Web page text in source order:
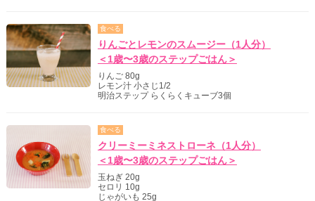
食べる
りんごとレモンのスムージー（1人分）
＜1歳〜3歳のステップごはん＞
りんご 80g
レモン汁 小さじ1/2
明治ステップ らくらくキューブ3個
食べる
クリーミーミネストローネ（1人分）
＜1歳〜3歳のステップごはん＞
玉ねぎ 20g
セロリ 10g
じゃがいも 25g